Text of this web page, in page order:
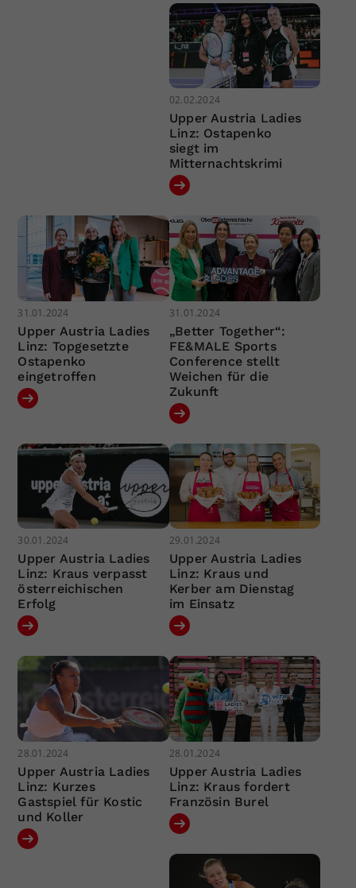
02.02.2024
Upper Austria Ladies
Linz: Ostapenko
siegt im
Mitternachtskrimi
31.01.2024
Upper Austria Ladies
Linz: Topgesetzte
Ostapenko
eingetroffen
31.01.2024
„Better Together“:
FE&MALE Sports
Conference stellt
Weichen für die
Zukunft
30.01.2024
Upper Austria Ladies
Linz: Kraus verpasst
österreichischen
Erfolg
29.01.2024
Upper Austria Ladies
Linz: Kraus und
Kerber am Dienstag
im Einsatz
28.01.2024
Upper Austria Ladies
Linz: Kurzes
Gastspiel für Kostic
und Koller
28.01.2024
Upper Austria Ladies
Linz: Kraus fordert
Französin Burel